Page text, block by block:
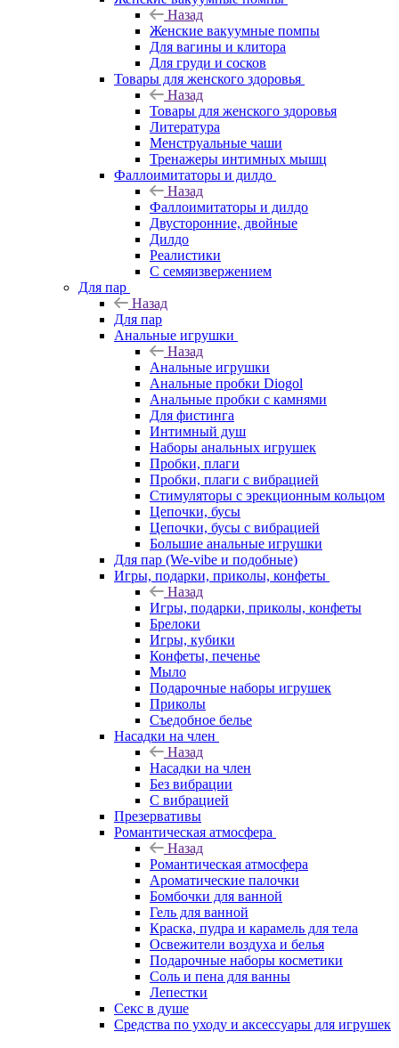
Назад
Женские вакуумные помпы
Для вагины и клитора
Для груди и сосков
Товары для женского здоровья
Назад
Товары для женского здоровья
Литература
Менструальные чаши
Тренажеры интимных мышц
Фаллоимитаторы и дилдо
Назад
Фаллоимитаторы и дилдо
Двусторонние, двойные
Дилдо
Реалистики
С семяизвержением
Для пар
Назад
Для пар
Анальные игрушки
Назад
Анальные игрушки
Анальные пробки Diogol
Анальные пробки с камнями
Для фистинга
Интимный душ
Наборы анальных игрушек
Пробки, плаги
Пробки, плаги с вибрацией
Стимуляторы с эрекционным кольцом
Цепочки, бусы
Цепочки, бусы с вибрацией
Большие анальные игрушки
Для пар (We-vibe и подобные)
Игры, подарки, приколы, конфеты
Назад
Игры, подарки, приколы, конфеты
Брелоки
Игры, кубики
Конфеты, печенье
Мыло
Подарочные наборы игрушек
Приколы
Съедобное белье
Насадки на член
Назад
Насадки на член
Без вибрации
С вибрацией
Презервативы
Романтическая атмосфера
Назад
Романтическая атмосфера
Ароматические палочки
Бомбочки для ванной
Гель для ванной
Краска, пудра и карамель для тела
Освежители воздуха и белья
Подарочные наборы косметики
Соль и пена для ванны
Лепестки
Секс в душе
Средства по уходу и аксессуары для игрушек